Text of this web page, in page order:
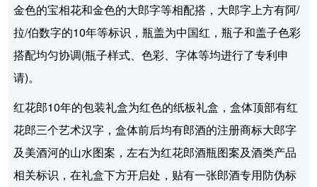
金色的宝相花和金色的大郎字等相配搭，大郎字上方有阿/
拉/伯数字的10年等标识，瓶盖为中国红，瓶子和盖子色彩
搭配均匀协调(瓶子样式、色彩、字体等均进行了专利申
请)。
红花郎10年的包装礼盒为红色的纸板礼盒，盒体顶部有红
花郎三个艺术汉字，盒体前后均有郎酒的注册商标大郎字
及美酒河的山水图案，左右为红花郎酒瓶图案及酒类产品
相关标识，在礼盒下方开启处，贴有一张郎酒专用防伪标